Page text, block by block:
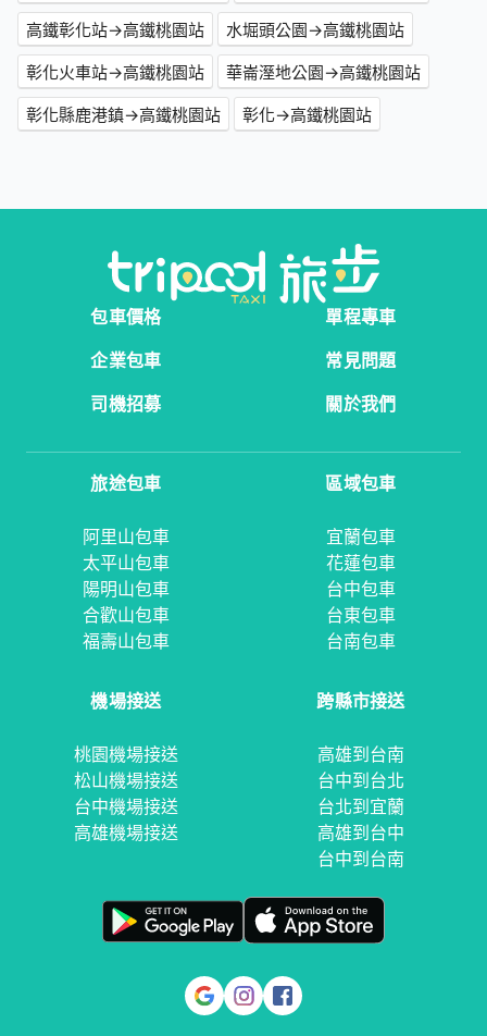
高鐵彰化站→高鐵桃園站
水堀頭公園→高鐵桃園站
彰化火車站→高鐵桃園站
華崙溼地公園→高鐵桃園站
彰化縣鹿港鎮→高鐵桃園站
彰化→高鐵桃園站
包車價格
單程專車
企業包車
常見問題
司機招募
關於我們
旅途包車
阿里山包車
太平山包車
陽明山包車
合歡山包車
福壽山包車
區域包車
宜蘭包車
花蓮包車
台中包車
台東包車
台南包車
機場接送
桃園機場接送
松山機場接送
台中機場接送
高雄機場接送
跨縣市接送
高雄到台南
台中到台北
台北到宜蘭
高雄到台中
台中到台南